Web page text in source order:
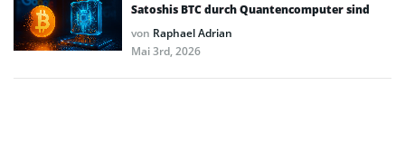
Satoshis BTC durch Quantencomputer sind
von Raphael Adrian
Mai 3rd, 2026